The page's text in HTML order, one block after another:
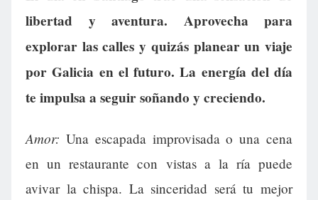
libertad y aventura. Aprovecha para
explorar las calles y quizás planear un viaje
por Galicia en el futuro. La energía del día
te impulsa a seguir soñando y creciendo.
Amor: Una escapada improvisada o una cena
en un restaurante con vistas a la ría puede
avivar la chispa. La sinceridad será tu mejor